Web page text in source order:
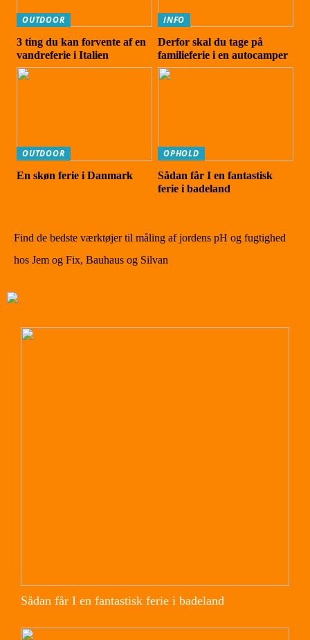
OUTDOOR
3 ting du kan forvente af en
vandreferie i Italien
INFO
Derfor skal du tage på
familieferie i en autocamper
OUTDOOR
En skøn ferie i Danmark
OPHOLD
Sådan får I en fantastisk
ferie i badeland
Find de bedste værktøjer til måling af jordens pH og fugtighed
hos Jem og Fix, Bauhaus og Silvan
Sådan får I en fantastisk ferie i badeland